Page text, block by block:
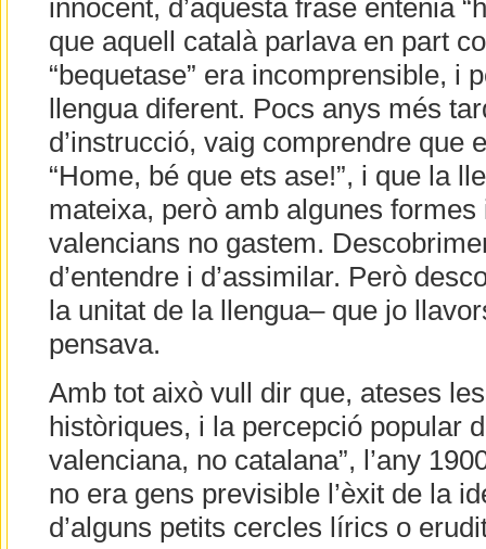
innocent, d’aquesta frase entenia
que aquell català parlava en part
“bequetase” era incomprensible, i
llengua diferent. Pocs anys més
d’instrucció, vaig comprendre que
“Home, bé que ets ase!”, i que la
mateixa, però amb algunes
valencians no gastem.
d’entendre i d’assimilar. Però
la unitat de la llengua– que jo
pensava.
Amb tot això vull dir que, ateses
històriques, i la percepció popular
valenciana, no catalana”, l’any
no era gens previsible l’èxit de la
d’alguns petits cercles lírics o